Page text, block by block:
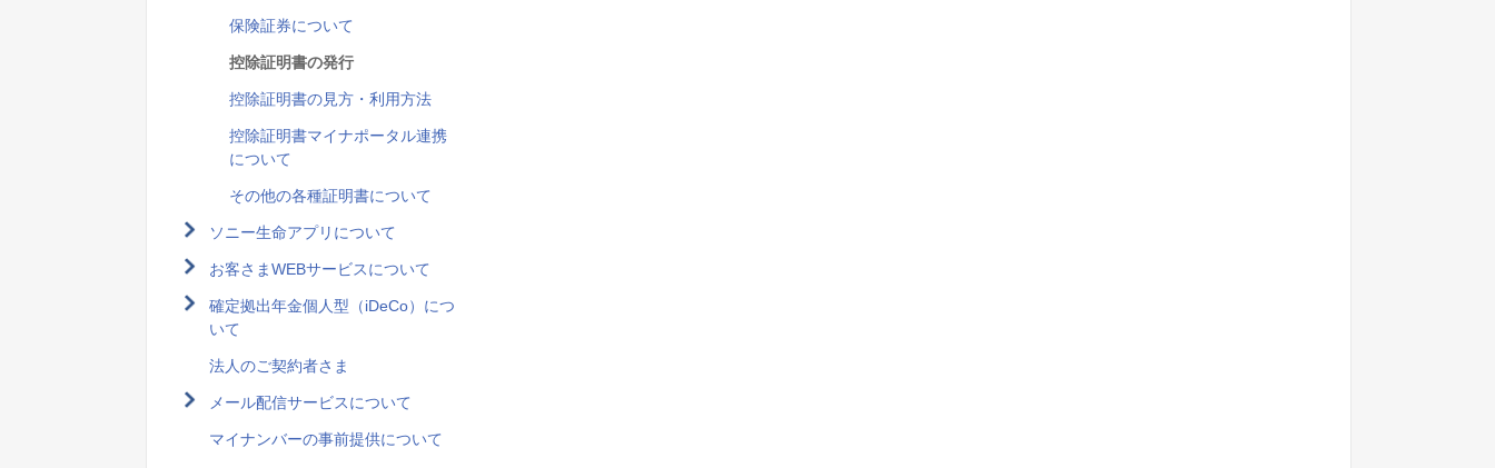
保険証券について
控除証明書の発行
控除証明書の見方・利用方法
控除証明書マイナポータル連携
について
その他の各種証明書について
ソニー生命アプリについて
お客さまWEBサービスについて
確定拠出年金個人型（iDeCo）につ
いて
法人のご契約者さま
メール配信サービスについて
マイナンバーの事前提供について